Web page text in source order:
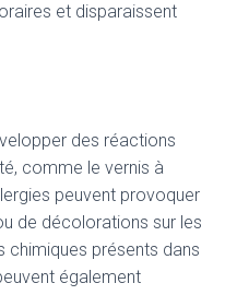
et disparaissent
des réactions
comme le vernis à
peuvent provoquer
de décolorations sur les
chimiques présents dans
également